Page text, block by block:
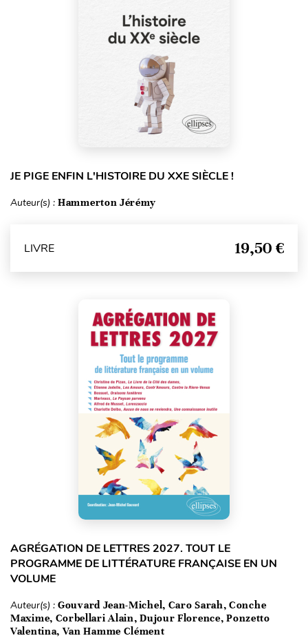
JE PIGE ENFIN L'HISTOIRE DU XXE SIÈCLE !
Auteur(s) : Hammerton Jérémy
LIVRE 19,50 €
AGRÉGATION DE LETTRES 2027. TOUT LE
PROGRAMME DE LITTÉRATURE FRANÇAISE EN UN
VOLUME
Auteur(s) : Gouvard Jean-Michel, Caro Sarah, Conche
Maxime, Corbellari Alain, Dujour Florence, Ponzetto
Valentina, Van Hamme Clément